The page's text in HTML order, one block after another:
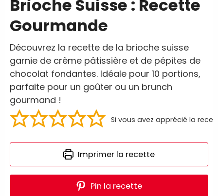
Brioche Suisse : Recette
Gourmande
Découvrez la recette de la brioche suisse
garnie de crème pâtissière et de pépites de
chocolat fondantes. Idéale pour 10 portions,
parfaite pour un goûter ou un brunch
gourmand !
Si vous avez apprécié la
Imprimer la recette
Pin la recette